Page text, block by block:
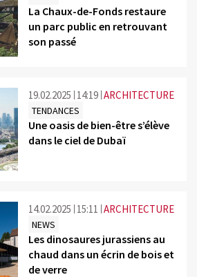
La Chaux-de-Fonds restaure
un parc public en retrouvant
son passé
19.02.2025 14:19 ARCHITECTURE
TENDANCES
Une oasis de bien-être s’élève
dans le ciel de Dubaï
14.02.2025 15:11 ARCHITECTURE
NEWS
Les dinosaures jurassiens au
chaud dans un écrin de bois et
de verre